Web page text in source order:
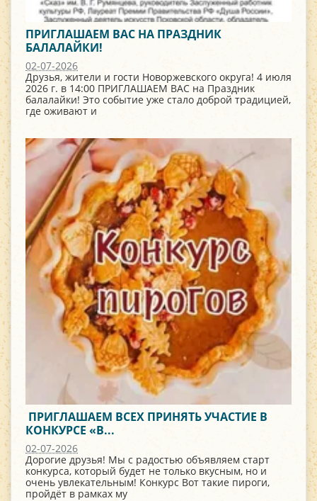
ПРИГЛАШАЕМ ВАС НА ПРАЗДНИК
БАЛАЛАЙКИ!
02-07-2026
Друзья, жители и гости Новоржевского округа! 4 июля
2026 г. в 14:00 ПРИГЛАШАЕМ ВАС на Праздник
балалайки! Это событие уже стало доброй традицией,
где оживают и
​ ПРИГЛАШАЕМ ВСЕХ ПРИНЯТЬ УЧАСТИЕ В
КОНКУРСЕ «В...
02-07-2026
Дорогие друзья! Мы с радостью объявляем старт
конкурса, который будет не только вкусным, но и
очень увлекательным! Конкурс Вот такие пироги,
пройдёт в рамках му